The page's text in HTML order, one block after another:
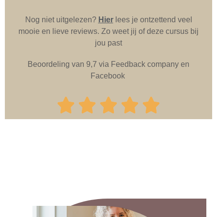
Nog niet uitgelezen? Hierlees je ontzettend veel
mooie en lieve reviews. Zo weet jij of deze cursus bij
jou past
Beoordeling van 9,7 via Feedback company en
Facebook
    